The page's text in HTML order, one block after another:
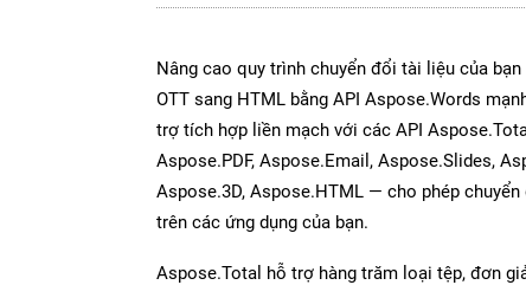
Nâng cao quy trình chuyển đổi tài liệu của
OTT sang HTML bằng API Aspose.Words
trợ tích hợp liền mạch với các API
Aspose.PDF, Aspose.Email, Aspose.Slides,
Aspose.3D, Aspose.HTML — cho phép
trên các ứng dụng của bạn.
Aspose.Total hỗ trợ hàng trăm loại tệp, đơn